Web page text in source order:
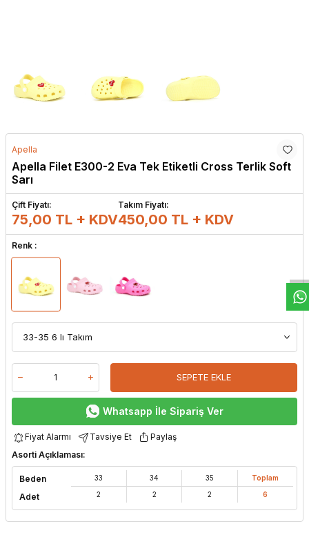
Apella
Apella Filet E300-2 Eva Tek Etiketli Cross Terlik Soft
Sarı
Çift Fiyatı:
75,00 TL + KDV
Takım Fiyatı:
450,00 TL + KDV
Renk :
SEPETE EKLE
Whatsapp İle Sipariş Ver
Fiyat Alarmı Tavsiye Et
Paylaş
Asorti Açıklaması:
Beden
Adet
33
2
34
2
35
2
Toplam
6